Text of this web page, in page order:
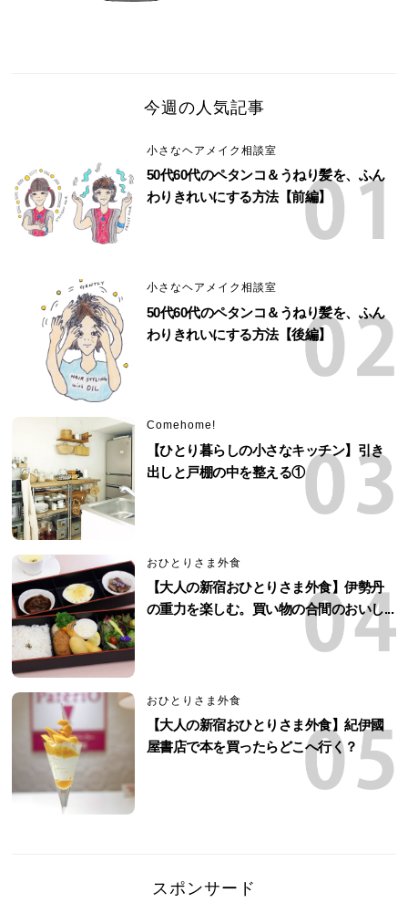
今週の人気記事
小さなヘアメイク相談室
50代60代のペタンコ＆うねり髪を、ふん
わりきれいにする方法【前編】
小さなヘアメイク相談室
50代60代のペタンコ＆うねり髪を、ふん
わりきれいにする方法【後編】
Comehome!
【ひとり暮らしの小さなキッチン】引き
出しと戸棚の中を整える①
おひとりさま外食
【大人の新宿おひとりさま外食】伊勢丹
の重力を楽しむ。買い物の合間のおいし...
おひとりさま外食
【大人の新宿おひとりさま外食】紀伊國
屋書店で本を買ったらどこへ行く？
スポンサード